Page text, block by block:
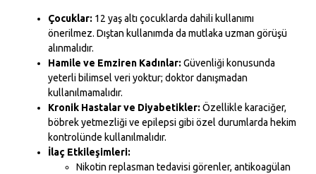
Çocuklar: 12 yaş altı çocuklarda dahili kullanımı
önerilmez. Dıştan kullanımda da mutlaka uzman görüşü
alınmalıdır.
Hamile ve Emziren Kadınlar: Güvenliği konusunda
yeterli bilimsel veri yoktur; doktor danışmadan
kullanılmamalıdır.
Kronik Hastalar ve Diyabetikler: Özellikle karaciğer,
böbrek yetmezliği ve epilepsi gibi özel durumlarda hekim
kontrolünde kullanılmalıdır.
İlaç Etkileşimleri:
Nikotin replasman tedavisi görenler, antikoagülan